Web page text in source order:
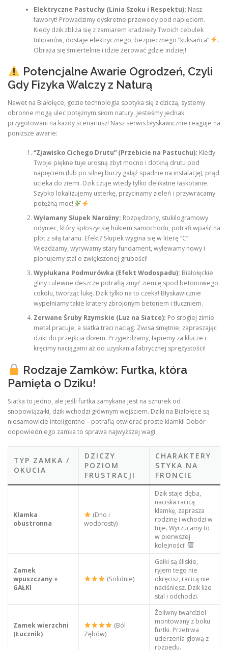
Elektryczne Pastuchy (Linia Szoku i Respektu): Nasz
faworyt! Prowadzimy dyskretne przewody pod napięciem.
Kiedy dzik zbliża się z zamiarem kradzieży Twoich cebulek
tulipanów, dostaje elektrycznego, bezpiecznego “kuksańca”
.
Obraża się śmiertelnie i idzie żerować gdzie indziej!
Potencjalne Awarie Ogrodzeń, Czyli
Gdy Fizyka Walczy z Naturą
Nawet na Białołęce, gdzie technologia spotyka się z dziczą, systemy
obronne mogą ulec potężnym siłom natury. Jesteśmy jednak
przygotowani na każdy scenariusz! Nasz serwis błyskawicznie reaguje na
poniższe awarie:
“Zjawisko Cichego Drutu” (Przebicie na Pastuchu): Kiedy
Twoje piękne tuje urosną zbyt mocno i dotkną drutu pod
napięciem (lub po silnej burzy gałąź spadnie na instalację), prąd
ucieka do ziemi. Dzik czuje wtedy tylko delikatne łaskotanie.
Szybko lokalizujemy usterkę, przycinamy zieleń i przywracamy
potężną moc!
Wyłamany Słupek Narożny: Rozpędzony, stukilogramowy
odyniec, który spłoszył się hukiem samochodu, potrafi wpaść na
płot z siłą taranu. Efekt? Słupek wygina się w literę “C”.
Wjeżdżamy, wyrywamy stary fundament, wylewamy nowy i
pionujemy stal o zwiększonej grubości!
Wypłukana Podmurówka (Efekt Wodospadu): Białołęckie
gliny i ulewne deszcze potrafią zmyć ziemię spod betonowego
cokołu, tworząc lukę. Dzik tylko na to czeka! Błyskawicznie
wypełniamy takie kratery zbrojonym betonem i tłuczniem.
Zerwane Śruby Rzymskie (Luz na Siatce): Po srogiej zimie
metal pracuje, a siatka traci naciąg. Zwisa smętnie, zapraszając
dziki do przejścia dołem. Przyjeżdżamy, łapiemy za klucze i
kręcimy naciągami aż do uzyskania fabrycznej sprężystości!
Rodzaje Zamków: Furtka, która
Pamięta o Dziku!
Siatka to jedno, ale jeśli furtka zamykana jest na sznurek od
snopowiązałki, dzik wchodzi głównym wejściem. Dziki na Białołęce są
niesamowicie inteligentne – potrafią otwierać proste klamki! Dobór
odpowiedniego zamka to sprawa najwyższej wagi.
TYP ZAMKA /
OKUCIA
DZICZY
POZIOM
FRUSTRACJI
CHARAKTERY
STYKA NA
FRONCIE
Klamka
obustronna
(Dno i
wodorosty)
Dzik staje dęba,
naciska racicą
klamkę, zaprasza
rodzinę i wchodzi w
tuje. Wyrzucamy to
w pierwszej
kolejności!
Zamek
wpuszczany +
GAŁKI
(Solidnie)
Gałki są śliskie,
ryjem tego nie
okręcisz, racicą nie
naciśniesz. Dzik liże
stal i odchodzi.
Zamek wierzchni
(Łucznik)
(Ból
Zębów)
Żeliwny twardziel
montowany z boku
furtki. Przetrwa
uderzenia głową z
rozpędu.